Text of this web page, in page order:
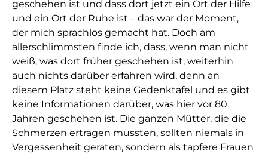
geschehen ist und dass dort jetzt ein Ort der Hilfe
und ein Ort der Ruhe ist – das war der Moment,
der mich sprachlos gemacht hat. Doch am
allerschlimmsten finde ich, dass, wenn man nicht
weiß, was dort früher geschehen ist, weiterhin
auch nichts darüber erfahren wird, denn an
diesem Platz steht keine Gedenktafel und es gibt
keine Informationen darüber, was hier vor 80
Jahren geschehen ist. Die ganzen Mütter, die die
Schmerzen ertragen mussten, sollten niemals in
Vergessenheit geraten, sondern als tapfere Frauen